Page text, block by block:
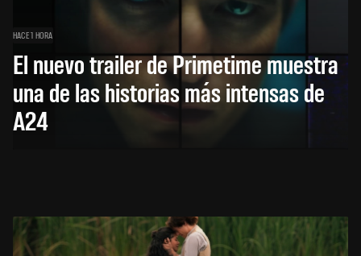
HACE 1 HORA
El nuevo trailer de Primetime muestra
una de las historias más intensas de
A24